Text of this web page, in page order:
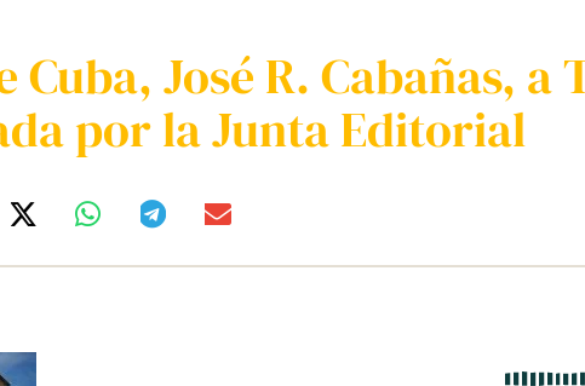
José R. Cabañas, a
por la Junta Editorial